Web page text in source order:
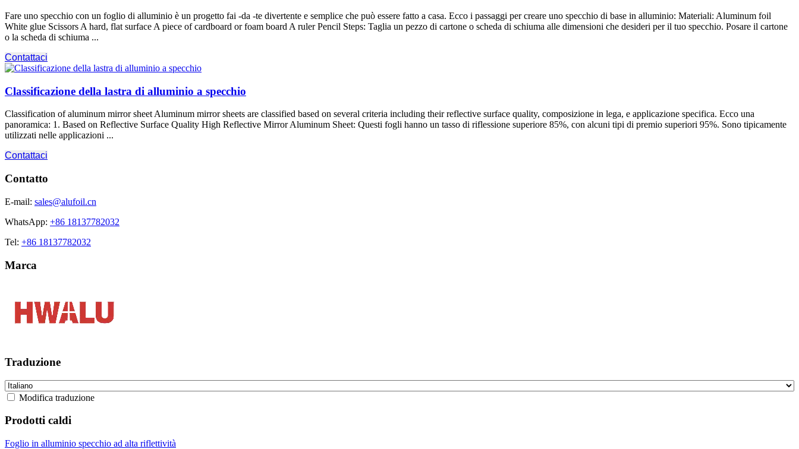
Fare uno specchio con un foglio di alluminio è un progetto fai -da -te divertente e semplice che può essere fatto a casa. Ecco i passaggi per creare uno specchio di base in alluminio: Materiali: Aluminum foil
White glue Scissors A hard, flat surface A piece of cardboard or foam board A ruler Pencil Steps: Taglia un pezzo di cartone o scheda di schiuma alle dimensioni che desideri per il tuo specchio. Posare il cartone
o la scheda di schiuma ...
Contattaci
Classificazione della lastra di alluminio a specchio
Classification of aluminum mirror sheet Aluminum mirror sheets are classified based on several criteria including their reflective surface quality, composizione in lega, e applicazione specifica. Ecco una
panoramica: 1. Based on Reflective Surface Quality High Reflective Mirror Aluminum Sheet: Questi fogli hanno un tasso di riflessione superiore 85%, con alcuni tipi di premio superiori 95%. Sono tipicamente
utilizzati nelle applicazioni ...
Contattaci
Contatto
E-mail: sales@alufoil.cn
WhatsApp: +86 18137782032
Tel: +86 18137782032
Marca
Traduzione
Modifica traduzione
Prodotti caldi
Foglio in alluminio specchio ad alta riflettività